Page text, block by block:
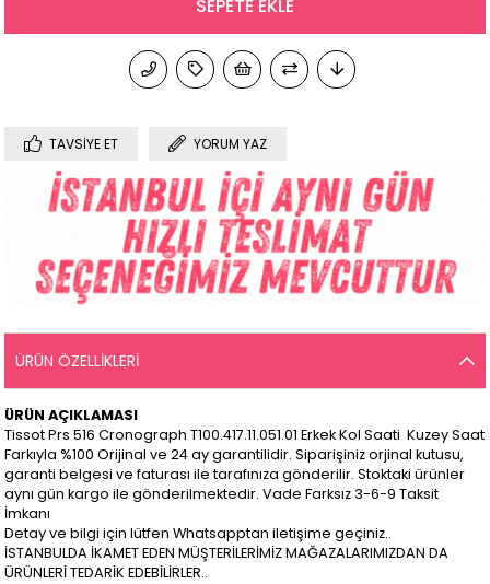
TAVSIYE ET YORUM YAZ
ÜRÜN ÖZELLIKLERI
ÜRÜN AÇIKLAMASI
Tissot Prs 516 Cronograph T100.417.11.051.01 Erkek Kol Saati Kuzey Saat
Farkıyla %100 Orijinal ve 24 ay garantilidir. Siparişiniz orjinal kutusu,
garanti belgesi ve faturası ile tarafınıza gönderilir. Stoktaki ürünler
aynı gün kargo ile gönderilmektedir. Vade Farksız 3-6-9 Taksit
İmkanı
Detay ve bilgi için lütfen Whatsapptan iletişime geçiniz..
İSTANBULDA İKAMET EDEN MÜŞTERİLERİMİZ MAĞAZALARIMIZDAN DA
ÜRÜNLERİ TEDARİK EDEBİLİRLER..